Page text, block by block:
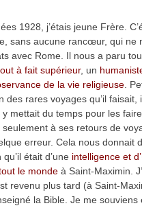
1928, j’étais jeune Frère.
sans aucune rancœur, qui ne
avec Rome. Il nous a paru
à fait supérieur, un
de la vie religieuse .
des rares voyages qu’il
mettait du temps pour les
seulement à ses retours de
erreur. Cela nous donnait
était d’une intelligence et
le monde à Saint-Maximin.
revenu plus tard (à Saint-
la Bible. Je me souviens